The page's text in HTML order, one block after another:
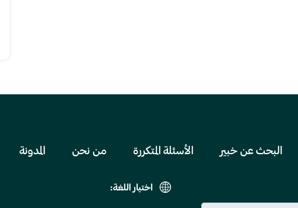
البحث عن خبير الأسئلة المتكررة من نحن المدونة
اختيار اللغة: